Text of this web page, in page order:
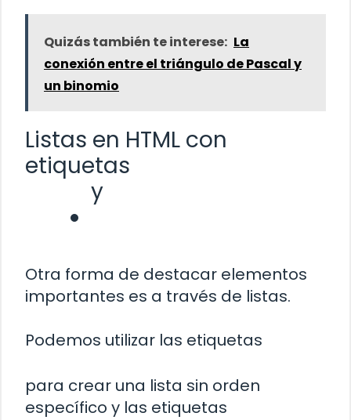
Quizás también te interese: La
conexión entre el triángulo de Pascal y
un binomio
Listas en HTML con
etiquetas
y
Otra forma de destacar elementos
importantes es a través de listas.
Podemos utilizar las etiquetas
para crear una lista sin orden
específico y las etiquetas